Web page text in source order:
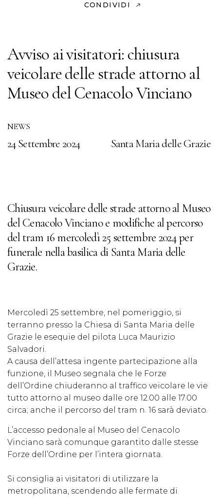
CONDIVIDI
Avviso ai visitatori: chiusura
veicolare delle strade attorno al
Museo del Cenacolo Vinciano
NEWS
24 Settembre 2024 Santa Maria delle Grazie
Chiusura veicolare delle strade attorno al Museo
del Cenacolo Vinciano e modifiche al percorso
del tram 16 mercoledì 25 settembre 2024 per
funerale nella basilica di Santa Maria delle
Grazie.
Mercoledì 25 settembre, nel pomeriggio, si
terranno presso la Chiesa di Santa Maria delle
Grazie le esequie del pilota Luca Maurizio
Salvadori.
A causa dell’attesa ingente partecipazione alla
funzione, il Museo segnala che le Forze
dell’Ordine chiuderanno al traffico veicolare le vie
tutto attorno al museo dalle ore 12.00 alle 17.00
circa; anche il percorso del tram n. 16 sarà deviato.
L’accesso pedonale al Museo del Cenacolo
Vinciano sarà comunque garantito dalle stesse
Forze dell’Ordine per l’intera giornata.
Si consiglia ai visitatori di utilizzare la
metropolitana, scendendo alle fermate di